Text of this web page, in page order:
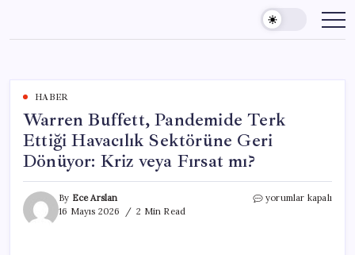
content
HABER
Warren Buffett, Pandemide Terk
Ettiği Havacılık Sektörüne Geri
Dönüyor: Kriz veya Fırsat mı?
By Ece Arslan
16 Mayıs 2026
2 Min Read
Warren
yorumlar kapalı